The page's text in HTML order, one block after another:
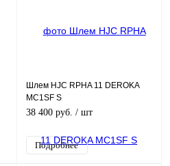
Шлем HJC RPHA 11 DEROKA
MC1SF S
38 400 руб. / шт
Подробнее